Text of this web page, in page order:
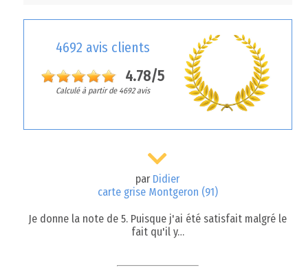
4692 avis clients
4.78/5
Calculé à partir de 4692 avis
par Didier
carte grise Montgeron (91)
Je donne la note de 5. Puisque j'ai été satisfait malgré le
fait qu'il y…